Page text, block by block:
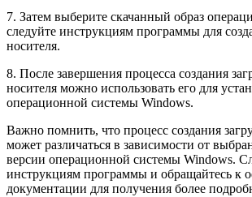
7. Затем выберите скачанный образ
следуйте инструкциям программы для
носителя.
8. После завершения процесса создания
носителя можно использовать его для
операционной системы Windows.
Важно помнить, что процесс создания
может различаться в зависимости от
версии операционной системы Windows.
инструкциям программы и обращайтесь к
документации для получения более